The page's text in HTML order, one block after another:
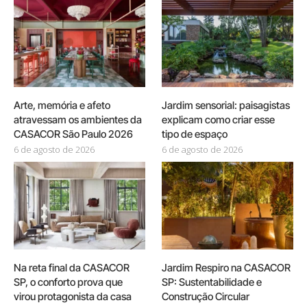
Arte, memória e afeto
atravessam os ambientes da
CASACOR São Paulo 2026
6 de agosto de 2026
Jardim sensorial: paisagistas
explicam como criar esse
tipo de espaço
6 de agosto de 2026
Na reta final da CASACOR
SP, o conforto prova que
virou protagonista da casa
Jardim Respiro na CASACOR
SP: Sustentabilidade e
Construção Circular